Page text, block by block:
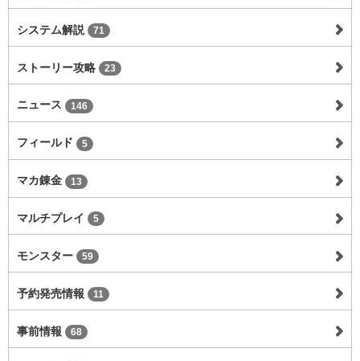
システム解説 71
ストーリー攻略 23
ニュース 146
フィールド 5
マカ錬金 13
マルチプレイ 5
モンスター 59
予約発売情報 11
事前情報 68